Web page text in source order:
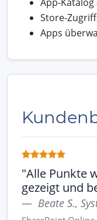
Store-
Apps
"Alle Punkte
gezeigt und
Beate S.,